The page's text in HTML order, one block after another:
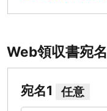
Web領収書宛名
宛名1 任意